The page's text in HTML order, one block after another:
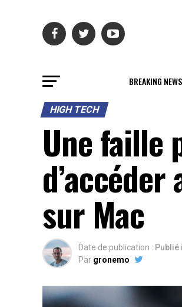
BREAKING NEWS
HIGH TECH
Une faille
sur Mac
Date de publication : Publié
Par gronemo